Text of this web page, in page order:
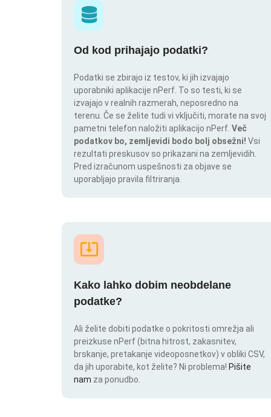
Od kod prihajajo podatki?
Podatki se zbirajo iz testov, ki jih izvajajo
uporabniki aplikacije nPerf. To so testi, ki se
izvajajo v realnih razmerah, neposredno na
terenu. Če se želite tudi vi vključiti, morate na svoj
pametni telefon naložiti aplikacijo nPerf. Več
podatkov bo, zemljevidi bodo bolj obsežni! Vsi
rezultati preskusov so prikazani na zemljevidih.
Pred izračunom uspešnosti za objave se
uporabljajo pravila filtriranja.
Kako lahko dobim neobdelane
podatke?
Ali želite dobiti podatke o pokritosti omrežja ali
preizkuse nPerf (bitna hitrost, zakasnitev,
brskanje, pretakanje videoposnetkov) v obliki CSV,
da jih uporabite, kot želite? Ni problema! Pišite
nam za ponudbo.